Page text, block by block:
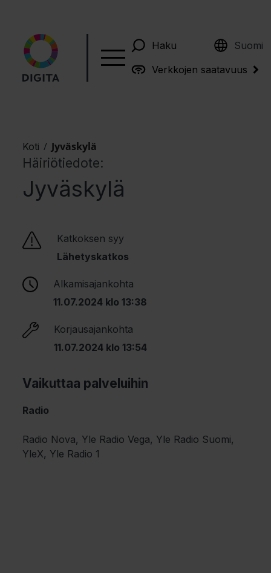
Haku Suomi
English
Verkkojen saatavuus
Koti / Jyväskylä
Häiriötiedote:
Jyväskylä
Katkoksen syy
Lähetyskatkos
Alkamisajankohta
11.07.2024 klo 13:38
Korjausajankohta
11.07.2024 klo 13:54
Vaikuttaa palveluihin
Radio
Radio Nova, Yle Radio Vega, Yle Radio Suomi,
YleX, Yle Radio 1